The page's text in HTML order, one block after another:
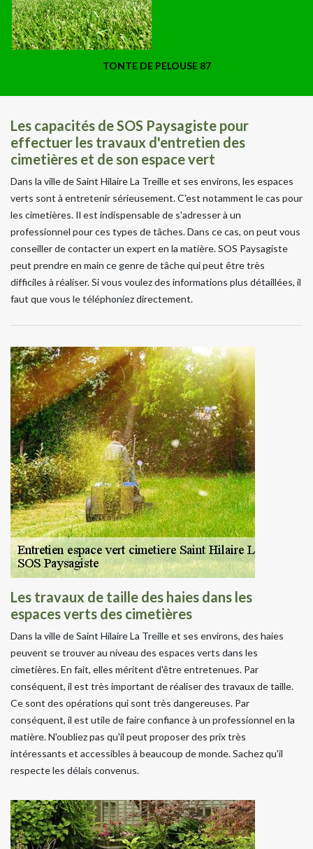
TONTE DE PELOUSE 87
Les capacités de SOS Paysagiste pour
effectuer les travaux d'entretien des
cimetières et de son espace vert
Dans la ville de Saint Hilaire La Treille et ses environs, les espaces
verts sont à entretenir sérieusement. C'est notamment le cas pour
les cimetières. Il est indispensable de s'adresser à un
professionnel pour ces types de tâches. Dans ce cas, on peut vous
conseiller de contacter un expert en la matière. SOS Paysagiste
peut prendre en main ce genre de tâche qui peut être très
difficiles à réaliser. Si vous voulez des informations plus détaillées, il
faut que vous le téléphoniez directement.
Les travaux de taille des haies dans les
espaces verts des cimetières
Dans la ville de Saint Hilaire La Treille et ses environs, des haies
peuvent se trouver au niveau des espaces verts dans les
cimetières. En fait, elles méritent d'être entretenues. Par
conséquent, il est très important de réaliser des travaux de taille.
Ce sont des opérations qui sont très dangereuses. Par
conséquent, il est utile de faire confiance à un professionnel en la
matière. N'oubliez pas qu'il peut proposer des prix très
intéressants et accessibles à beaucoup de monde. Sachez qu'il
respecte les délais convenus.